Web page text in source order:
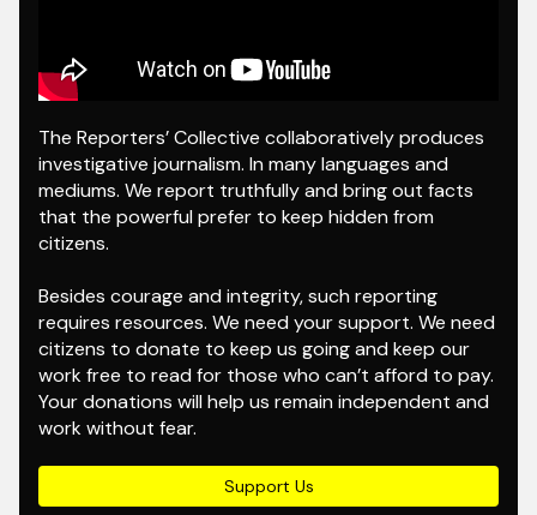
The Reporters’ Collective collaboratively produces
investigative journalism. In many languages and
mediums. We report truthfully and bring out facts
that the powerful prefer to keep hidden from
citizens.
Besides courage and integrity, such reporting
requires resources. We need your support. We need
citizens to donate to keep us going and keep our
work free to read for those who can’t afford to pay.
Your donations will help us remain independent and
work without fear.
Support Us